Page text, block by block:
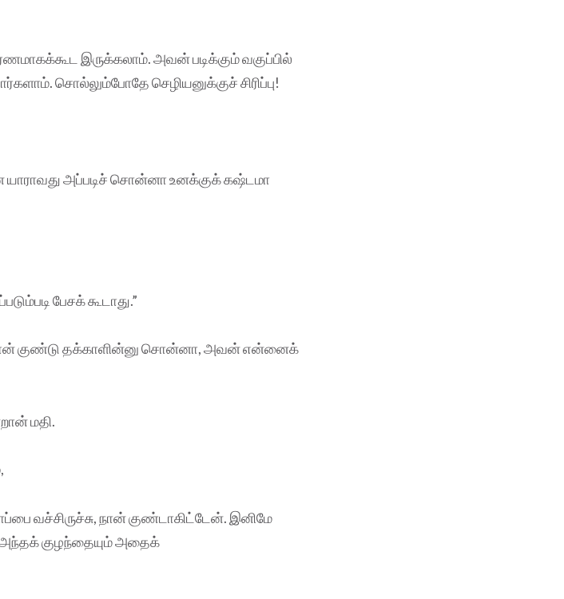
இருக்கலாம். அவன் படிக்கும் வகுப்பில்
சொல்லும்போதே செழியனுக்குச் சிரிப்பு!
அப்படிச் சொன்னா உனக்குக் கஷ்டமா
பேசக் கூடாது.”
குண்டு தக்காளின்னு சொன்னா, அவன் என்னைக்
மதி.
வச்சிருச்சு, நான் குண்டாகிட்டேன். இனிமே
குழந்தையும் அதைக்